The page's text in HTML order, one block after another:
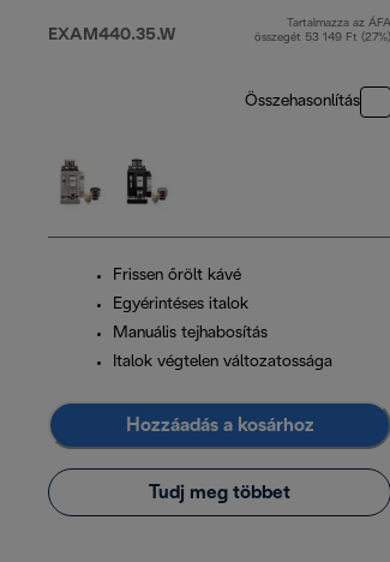
EXAM440.35.W
Tartalmazza az ÁFA
összegét 53 149 Ft (27%)
Összehasonlítás
Frissen őrölt kávé
Egyérintéses italok
Manuális tejhabosítás
Italok végtelen változatossága
Hozzáadás a kosárhoz
Tudj meg többet